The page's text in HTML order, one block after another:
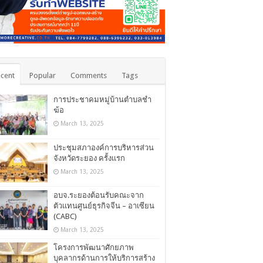
Popular Comments Tags
การประชาคมหมู่บ้านตำบลชำ
ฆ้อ
March 13, 2025
ประชุมสภาองค์การบริหารส่วน
จังหวัดระยอง ครั้งแรก
March 13, 2025
อบจ.ระยองต้อนรับคณะจาก
ตัวแทนศูนย์ธุรกิจจีน – อาเซียน
(CABC)
March 13, 2025
โครงการพัฒนาศักยภาพ
บุคลากรด้านการให้บริการสร้าง